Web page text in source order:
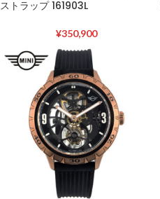
ストラップ 161903L
¥350,900